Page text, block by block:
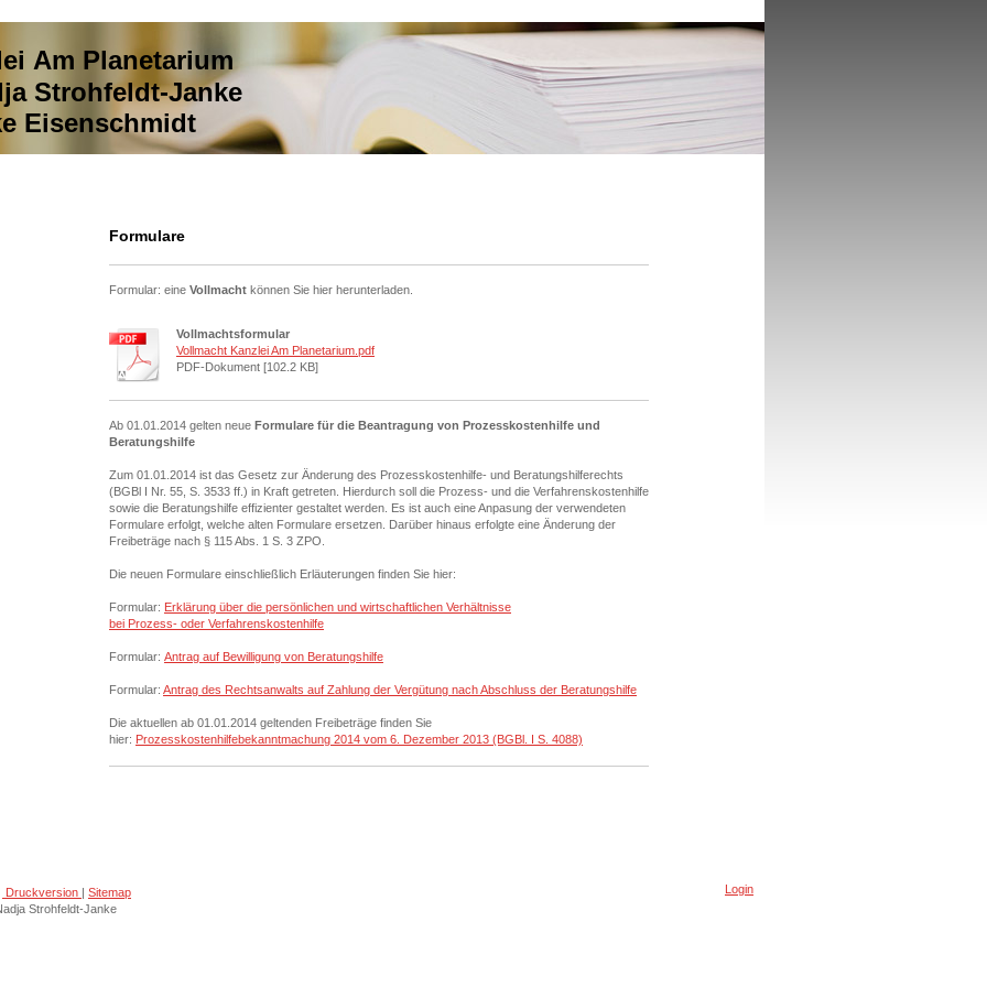
Am Planetarium
Strohfeldt-Janke
Eisenschmidt
Formulare
Formular: eine Vollmacht können Sie hier herunterladen.
Vollmachtsformular
Vollmacht Kanzlei Am Planetarium.pdf
PDF-Dokument [102.2 KB]
Ab 01.01.2014 gelten neue Formulare für die Beantragung von Prozesskostenhilfe und
Beratungshilfe
Zum 01.01.2014 ist das Gesetz zur Änderung des Prozesskostenhilfe- und Beratungshilferechts
(BGBl I Nr. 55, S. 3533 ff.) in Kraft getreten. Hierdurch soll die Prozess- und die Verfahrenskostenhilfe
sowie die Beratungshilfe effizienter gestaltet werden. Es ist auch eine Anpasung der verwendeten
Formulare erfolgt, welche alten Formulare ersetzen. Darüber hinaus erfolgte eine Änderung der
Freibeträge nach § 115 Abs. 1 S. 3 ZPO.
Die neuen Formulare einschließlich Erläuterungen finden Sie hier:
Formular: Erklärung über die persönlichen und wirtschaftlichen Verhältnisse
bei Prozess- oder Verfahrenskostenhilfe
Formular: Antrag auf Bewilligung von Beratungshilfe
Formular: Antrag des Rechtsanwalts auf Zahlung der Vergütung nach Abschluss der Beratungshilfe
Die aktuellen ab 01.01.2014 geltenden Freibeträge finden Sie
hier: Prozesskostenhilfebekanntmachung 2014 vom 6. Dezember 2013 (BGBl. I S. 4088)
Druckversion | Sitemap
Strohfeldt-Janke
Login